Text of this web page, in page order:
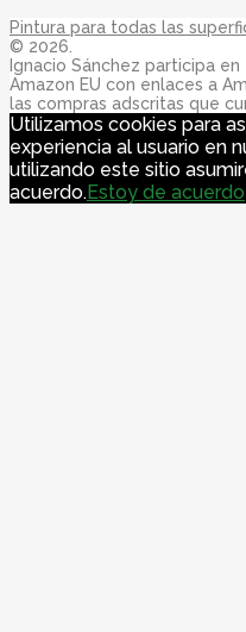
Pintura para todas las
© 2026.
Ignacio Sánchez participa
Amazon EU con enlaces a
las compras adscritas que
Utilizamos cookies para
experiencia al usuario en
utilizando este sitio
acuerdo.Estoy de acuerdo